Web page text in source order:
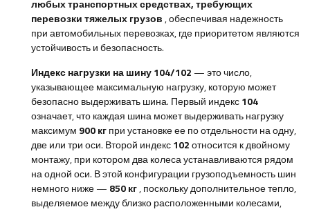
любых транспортных средствах, требующих
перевозки тяжелых грузов, обеспечивая надежность
при автомобильных перевозках, где приоритетом являются
устойчивость и безопасность.
Индекс нагрузки на шину 104/102 — это число,
указывающее максимальную нагрузку, которую может
безопасно выдерживать шина. Первый индекс104
означает, что каждая шина может выдерживать нагрузку
максимум 900 кгпри установке ее по отдельности на одну,
две или три оси. Второй индекс102относится к двойному
монтажу, при котором два колеса устанавливаются рядом
на одной оси. В этой конфигурации грузоподъемность шин
немного ниже — 850 кг, поскольку дополнительное тепло,
выделяемое между близко расположенными колесами,